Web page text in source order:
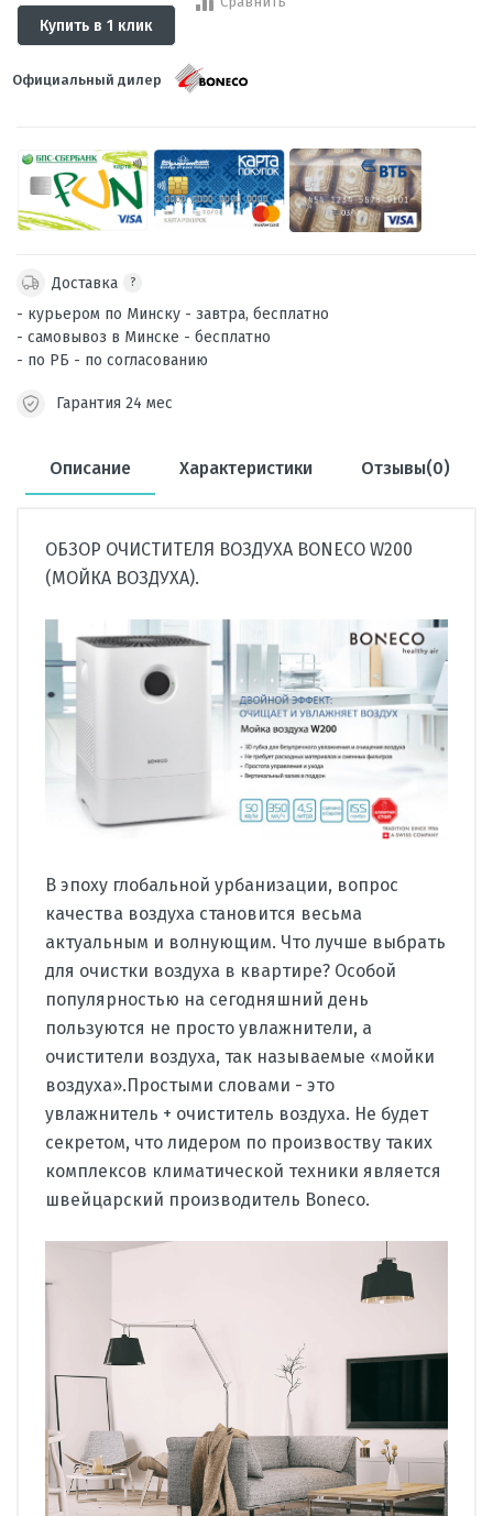
Купить в 1 клик
Официальный дилер
Доставка ?
- курьером по Минску - завтра, бесплатно
- самовывоз в Минске - бесплатно
- по РБ - по согласованию
Гарантия 24 мес
Описание Характеристики Отзывы(0)
ОБЗОР ОЧИСТИТЕЛЯ ВОЗДУХА BONECO W200
(МОЙКА ВОЗДУХА).
В эпоху глобальной урбанизации, вопрос
качества воздуха становится весьма
актуальным и волнующим. Что лучше выбрать
для очистки воздуха в квартире? Особой
популярностью на сегодняшний день
пользуются не просто увлажнители, а
очистители воздуха, так называемые «мойки
воздуха».Простыми словами - это
увлажнитель + очиститель воздуха. Не будет
секретом, что лидером по произвоству таких
комплексов климатической техники является
швейцарский производитель Boneco.